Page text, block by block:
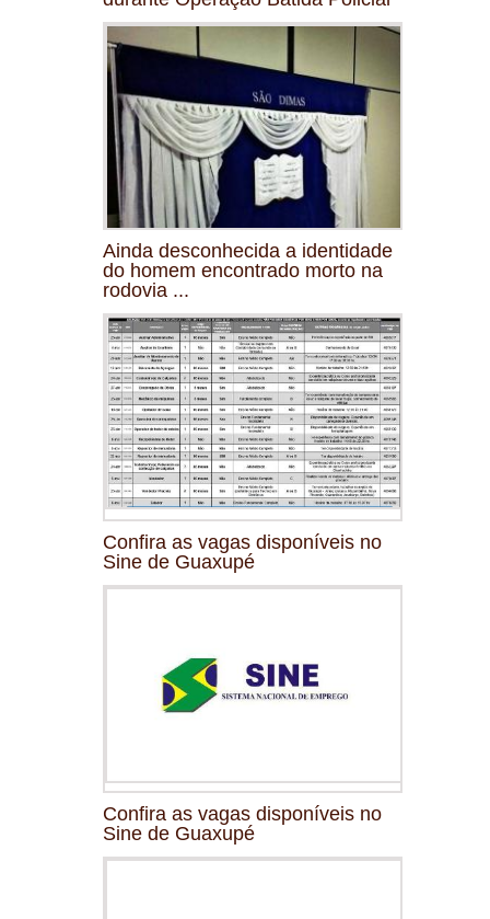
Ainda desconhecida a identidade
do homem encontrado morto na
rodovia ...
Confira as vagas disponíveis no
Sine de Guaxupé
Confira as vagas disponíveis no
Sine de Guaxupé